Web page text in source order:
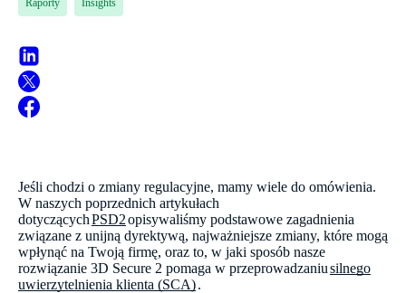
Raporty Insights
Jeśli chodzi o zmiany regulacyjne, mamy wiele do omówienia.
W naszych poprzednich artykułach
dotyczącychPSD2opisywaliśmy podstawowe zagadnienia
związane z unijną dyrektywą, najważniejsze zmiany, które mogą
wpłynąć na Twoją firmę, oraz to, w jaki sposób nasze
rozwiązanie 3D Secure 2 pomaga w przeprowadzaniusilnego
uwierzytelnienia klienta (SCA).